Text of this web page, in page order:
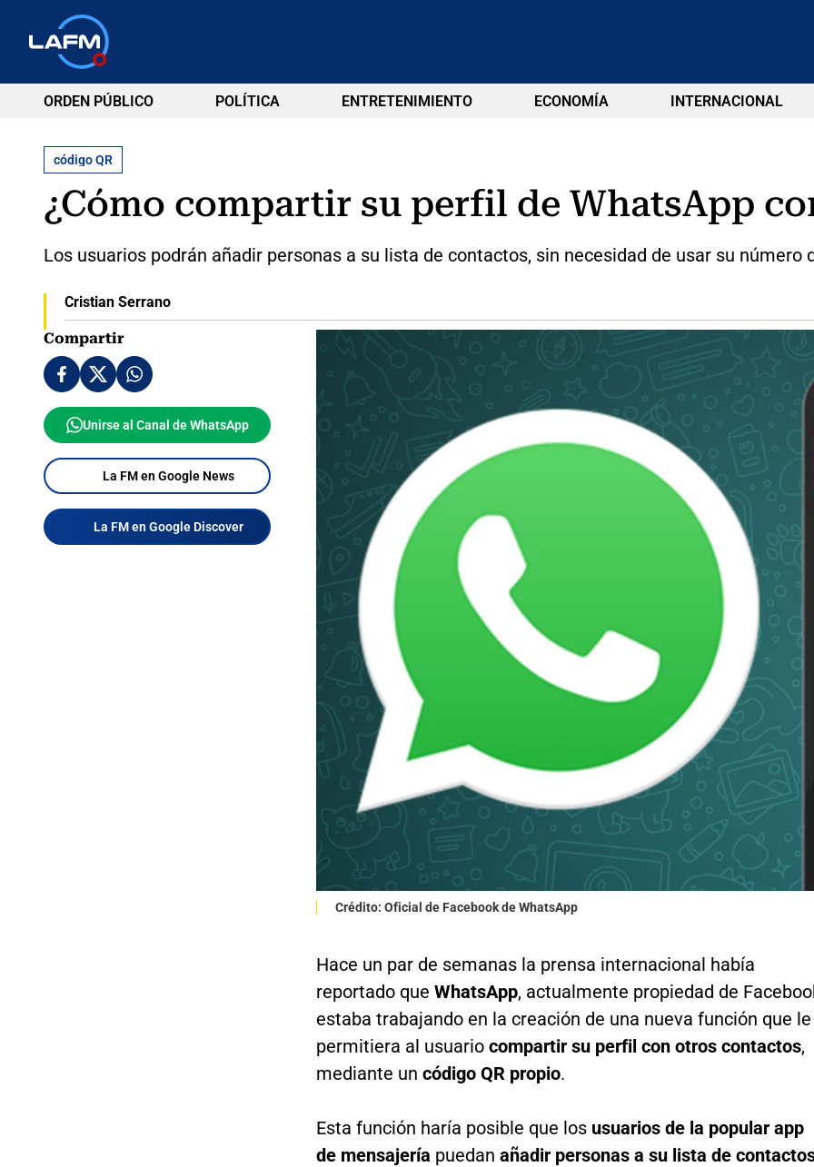
ORDEN PÚBLICO POLÍTICA ENTRETENIMIENTO ECONOMÍA INTERNACIONAL
código QR
¿Cómo compartir su perfil de WhatsApp
Los usuarios podrán añadir personas a su lista de contactos, sin necesidad de usar su número
Cristian Serrano
Compartir
Unirse al Canal de WhatsApp
La FM en Google News
La FM en Google Discover
Crédito: Oficial de Facebook de WhatsApp
Hace un par de semanas la prensa internacional había
reportado que WhatsApp, actualmente propiedad de
estaba trabajando en la creación de una nueva función que le
permitiera al usuario compartir su perfil con otros contactos,
mediante un código QR propio.
Esta función haría posible que los usuarios de la popular app
de mensajería puedan añadir personas a su lista de